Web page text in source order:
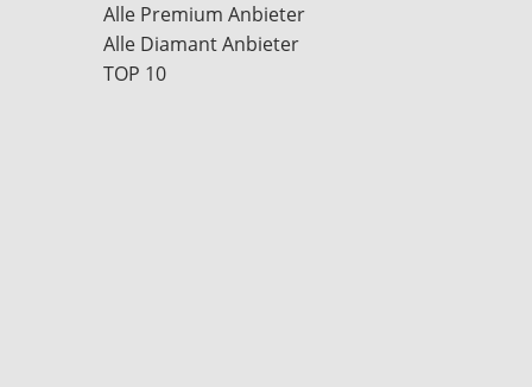
Alle Premium Anbieter
Alle Diamant Anbieter
TOP 10